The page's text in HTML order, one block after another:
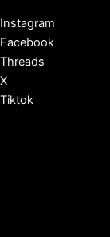
Instagram
Facebook
Threads
X
Tiktok